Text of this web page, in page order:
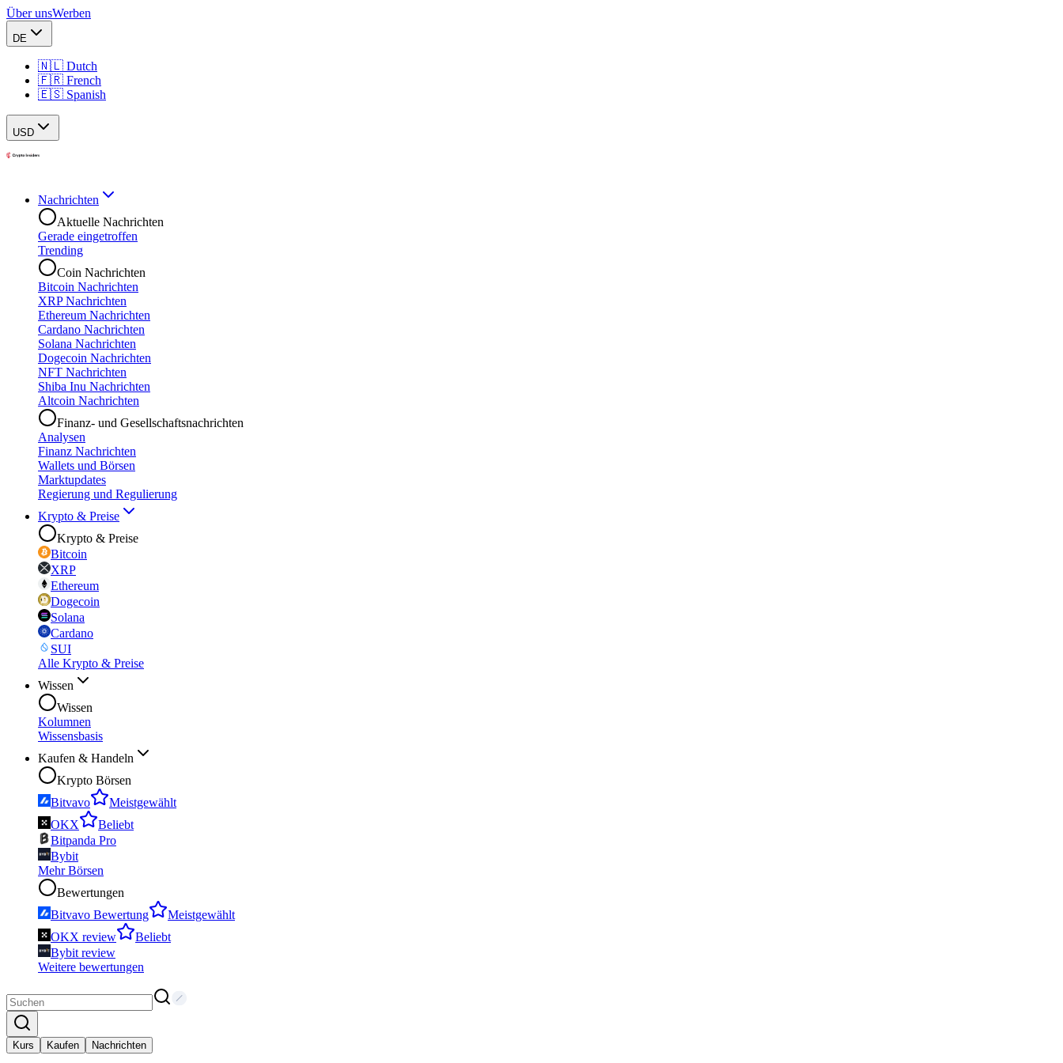
Über unsWerben
DE
🇳🇱 Dutch
🇫🇷 French
🇪🇸 Spanish
USD
Nachrichten
Aktuelle Nachrichten
Gerade eingetroffen
Trending
Coin Nachrichten
Bitcoin Nachrichten
XRP Nachrichten
Ethereum Nachrichten
Cardano Nachrichten
Solana Nachrichten
Dogecoin Nachrichten
NFT Nachrichten
Shiba Inu Nachrichten
Altcoin Nachrichten
Finanz- und Gesellschaftsnachrichten
Analysen
Finanz Nachrichten
Wallets und Börsen
Marktupdates
Regierung und Regulierung
Krypto & Preise
Krypto & Preise
Bitcoin
XRP
Ethereum
Dogecoin
Solana
Cardano
SUI
Alle Krypto & Preise
Wissen
Wissen
Kolumnen
Wissensbasis
Kaufen & Handeln
Krypto Börsen
Bitvavo
Meistgewählt
OKX
Beliebt
Bitpanda Pro
Bybit
Mehr Börsen
Bewertungen
Bitvavo Bewertung
Meistgewählt
OKX review
Beliebt
Bybit review
Weitere bewertungen
Kurs Kaufen Nachrichten